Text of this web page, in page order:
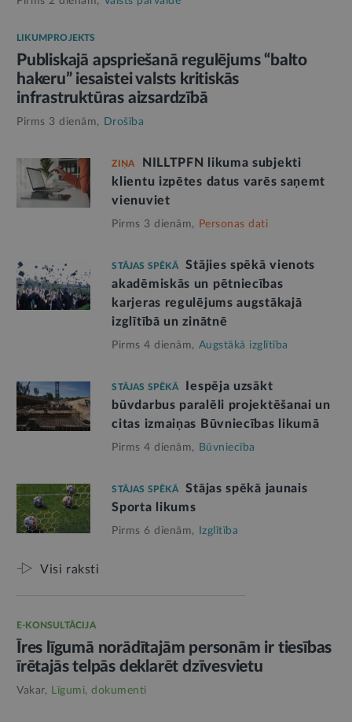
LIKUMPROJEKTS
Publiskajā apspriešanā regulējums “balto
hakeru” iesaistei valsts kritiskās
infrastruktūras aizsardzībā
Pirms 3 dienām, Drošība
ZIŅA
NILLTPFN likuma subjekti
klientu izpētes datus varēs saņemt
vienuviet
Pirms 3 dienām, Personas dati
STĀJAS SPĒKĀ
Stājies spēkā vienots
akadēmiskās un pētniecības
karjeras regulējums augstākajā
izglītībā un zinātnē
Pirms 4 dienām, Augstākā izglītība
STĀJAS SPĒKĀ
Iespēja uzsākt
būvdarbus paralēli projektēšanai un
citas izmaiņas Būvniecības likumā
Pirms 4 dienām, Būvniecība
STĀJAS SPĒKĀ
Stājas spēkā jaunais
Sporta likums
Pirms 6 dienām, Izglītība
Visi raksti
E-KONSULTĀCIJA
Īres līgumā norādītajām personām ir tiesības
īrētajās telpās deklarēt dzīvesvietu
Vakar, Līgumi, dokumenti